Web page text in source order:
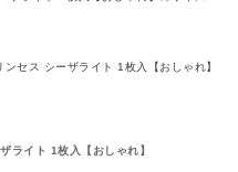
ライト 1枚入【おしゃれ】